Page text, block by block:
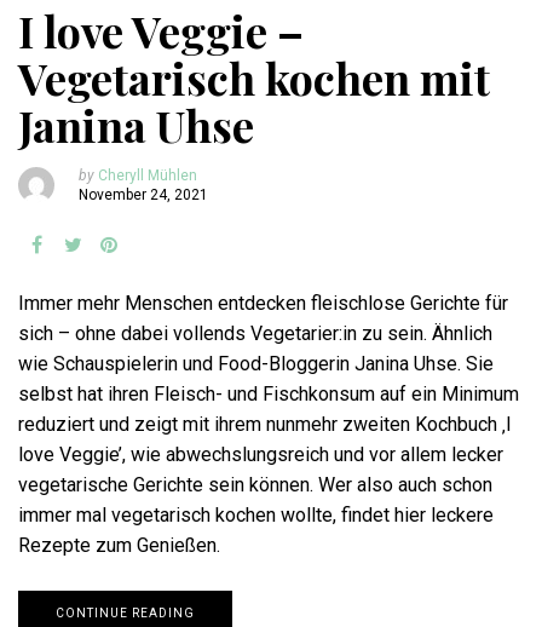
I love Veggie –
Vegetarisch kochen mit
Janina Uhse
by Cheryll Mühlen
November 24, 2021
Immer mehr Menschen entdecken fleischlose Gerichte für
sich – ohne dabei vollends Vegetarier:in zu sein. Ähnlich
wie Schauspielerin und Food-Bloggerin Janina Uhse. Sie
selbst hat ihren Fleisch- und Fischkonsum auf ein Minimum
reduziert und zeigt mit ihrem nunmehr zweiten Kochbuch ‚I
love Veggie’, wie abwechslungsreich und vor allem lecker
vegetarische Gerichte sein können. Wer also auch schon
immer mal vegetarisch kochen wollte, findet hier leckere
Rezepte zum Genießen.
CONTINUE READING